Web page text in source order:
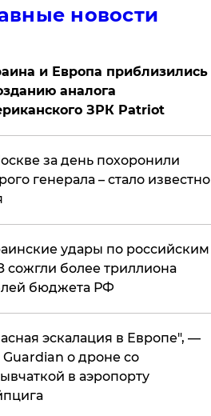
новости
и Европа приблизились
аналога
ЗРК Patriot
за день похоронили
генерала – стало известно
удары по российским
сожгли более триллиона
бюджета РФ
эскалация в Европе", —
Guardian о дроне со
в аэропорту